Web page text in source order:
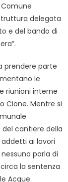
delegata
e del bando di
prendere parte
le
riunioni interne
Cione. Mentre si
cantiere della
ai lavori
parla di
la sentenza
Acque.